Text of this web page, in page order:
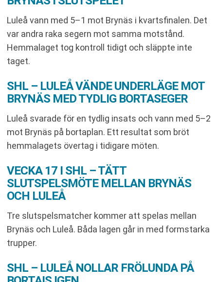
Luleå vann med 5–1 mot Brynäs i kvartsfinalen. Det
var andra raka segern mot samma motstånd.
Hemmalaget tog kontroll tidigt och släppte inte
taget.
SHL – LULEÅ VÄNDE UNDERLÄGE MOT
BRYNÄS MED TYDLIG BORTASEGER
Luleå svarade för en tydlig insats och vann med 5–2
mot Brynäs på bortaplan. Ett resultat som bröt
hemmalagets övertag i tidigare möten.
VECKA 17 I SHL – TÄTT
SLUTSPELSMÖTE MELLAN BRYNÄS
OCH LULEÅ
Tre slutspelsmatcher kommer att spelas mellan
Brynäs och Luleå. Båda lagen går in med formstarka
trupper.
SHL – LULEÅ NOLLAR FRÖLUNDA PÅ